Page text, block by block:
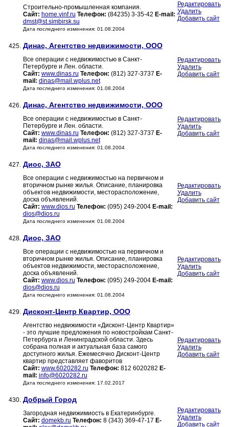
Строительно-промышленная компания.
Сайт: home.vinf.ru Телефон: (84235) 3-35-42 E-mail:
dmst@st.simbirsk.su
Дата последнего изменения: 01.08.2004
Редактировать
Удалить
Добавить сайт
425. Динас, Агентство недвижимости, ООО
Все операции с недвижимостью в Санкт-
Петербурге и Лен. области.
Сайт: www.dinas.ru Телефон: (812) 327-3737 E-
mail: dinas@mail.wplus.net
Дата последнего изменения: 01.08.2004
Редактировать
Удалить
Добавить сайт
426. Динас, Агентство недвижимости, ООО
Все операции с недвижимостью в Санкт-
Петербурге и Лен. области.
Сайт: www.dinas.ru Телефон: (812) 327-3737 E-
mail: dinas@mail.wplus.net
Дата последнего изменения: 01.08.2004
Редактировать
Удалить
Добавить сайт
427. Диос, ЗАО
Все операции с недвижимостью на первичном и
вторичном рынке жилья. Описание, планировка
объектов недвижимости, месторасположение,
доска объявлений.
Сайт: www.dios.ru Телефон: (095) 249-2004 E-mail:
dios@dios.ru
Дата последнего изменения: 01.08.2004
Редактировать
Удалить
Добавить сайт
428. Диос, ЗАО
Все операции с недвижимостью на первичном и
вторичном рынке жилья. Описание, планировка
объектов недвижимости, месторасположение,
доска объявлений.
Сайт: www.dios.ru Телефон: (095) 249-2004 E-mail:
dios@dios.ru
Дата последнего изменения: 01.08.2004
Редактировать
Удалить
Добавить сайт
429. Дисконт-Центр Квартир, ООО
Агентство недвижимости «Дисконт-Центр Квартир»
- это лучшие предложения по новостройкам Санкт-
Петербурга и Ленинградской области. Здесь
собрана полная и актуальная база самого
доступного жилья. Ежемесячно Дисконт-Центр
квартир представляет фаворитов
Сайт: www.6020282.ru Телефон: 812 6020282 E-
mail: info@6020282.ru
Дата последнего изменения: 17.02.2017
Редактировать
Удалить
Добавить сайт
430. Добрый Город
Загородная недвижимиость в Екатеринбурге.
Сайт: domekb.ru Телефон: 8 (343) 369-47-17 E-
Редактировать
Удалить
Добавить сайт